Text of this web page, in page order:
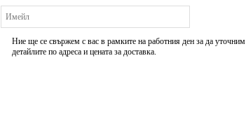
Ние ще се свържем с вас в рамките на работния ден за да уточним
детайлите по адреса и цената за доставка.